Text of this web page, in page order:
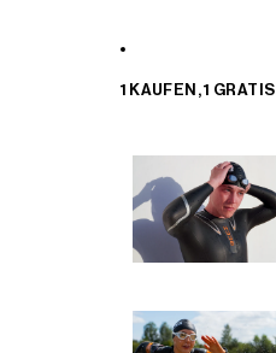
1 KAUFEN, 1 GRATIS